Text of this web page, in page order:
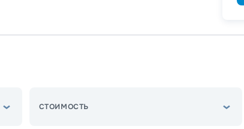
СТОИМОСТЬ